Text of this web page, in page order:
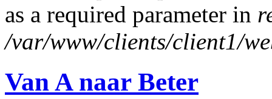
as a required parameter in
/var/www/clients/client1/
Van A naar Beter